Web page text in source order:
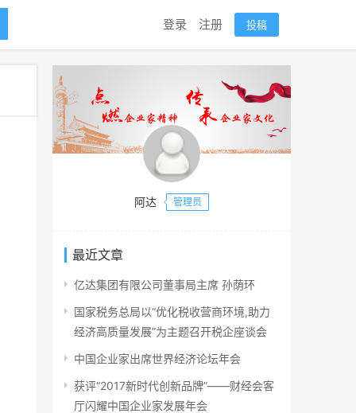
登录 注册 投稿
阿达 管理员
最近文章
亿达集团有限公司董事局主席 孙荫环
国家税务总局以“优化税收营商环境,助力
经济高质量发展”为主题召开税企座谈会
中国企业家出席世界经济论坛年会
获评“2017新时代创新品牌”——财经会客
厅闪耀中国企业家发展年会